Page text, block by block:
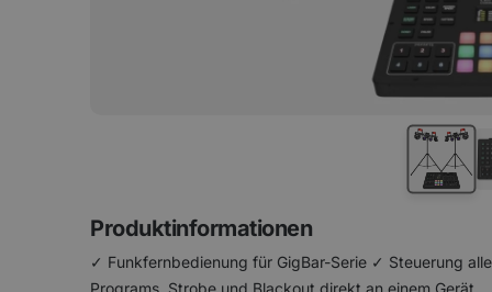
Produktinformationen
✓ Funkfernbedienung für GigBar-Serie ✓ Steuerung
Programs, Strobe und Blackout direkt an einem Gerät.